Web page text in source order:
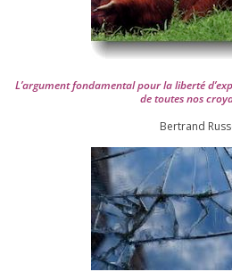
L’argument fon­da­men­tal pour la liber­té
de toutes nos
Ber­trand